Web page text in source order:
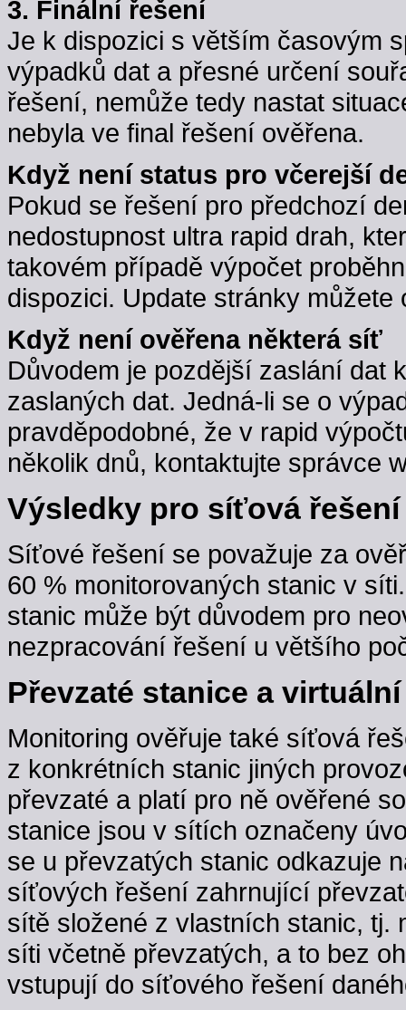
3. Finální řešení
Je k dispozici s větším časovým
výpadků dat a přesné určení
řešení, nemůže tedy nastat
nebyla ve final řešení ověřena.
Když není status pro včerejší
Pokud se řešení pro předchozí
nedostupnost ultra rapid drah,
takovém případě výpočet
dispozici. Update stránky
Když není ověřena některá síť
Důvodem je pozdější zaslání dat
zaslaných dat. Jedná-li se o
pravděpodobné, že v rapid
několik dnů, kontaktujte správce
Výsledky pro síťová řešení
Síťové řešení se považuje za
60 % monitorovaných stanic v
stanic může být důvodem pro
nezpracování řešení u většího
Převzaté stanice a
Monitoring ověřuje také síťová
z konkrétních stanic jiných
převzaté a platí pro ně ověřené
stanice jsou v sítích označeny
se u převzatých stanic odkazuje
síťových řešení zahrnující
sítě složené z vlastních stanic, tj.
síti včetně převzatých, a to bez
vstupují do síťového řešení